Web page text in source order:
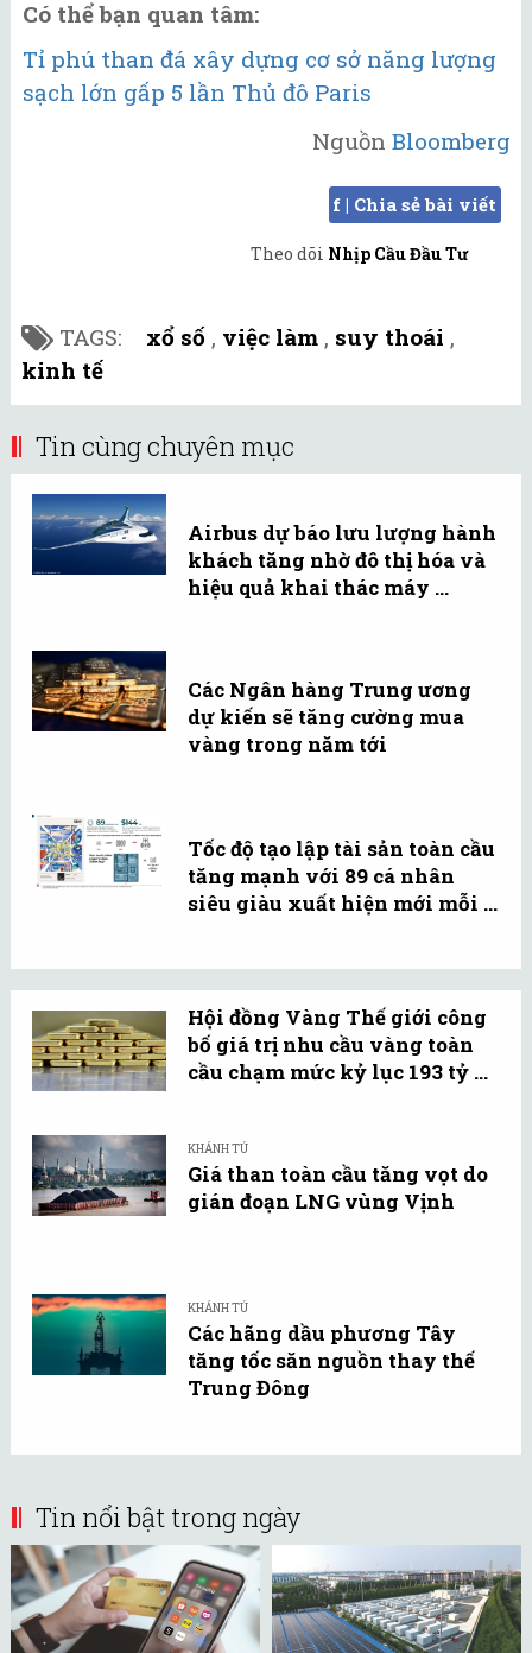
Có thể bạn quan tâm:
Tỉ phú than đá xây dựng cơ sở năng lượng
sạch lớn gấp 5 lần Thủ đô Paris
Nguồn Bloomberg
f | Chia sẻ bài viết
Theo dõi Nhịp Cầu Đầu Tư
TAGS: xổ số , việc làm , suy thoái ,
kinh tế
Tin cùng chuyên mục
Airbus dự báo lưu lượng hành
khách tăng nhờ đô thị hóa và
hiệu quả khai thác máy ...
Các Ngân hàng Trung ương
dự kiến sẽ tăng cường mua
vàng trong năm tới
Tốc độ tạo lập tài sản toàn cầu
tăng mạnh với 89 cá nhân
siêu giàu xuất hiện mới mỗi ...
Hội đồng Vàng Thế giới công
bố giá trị nhu cầu vàng toàn
cầu chạm mức kỷ lục 193 tỷ ...
KHÁNH TÚ
Giá than toàn cầu tăng vọt do
gián đoạn LNG vùng Vịnh
KHÁNH TÚ
Các hãng dầu phương Tây
tăng tốc săn nguồn thay thế
Trung Đông
Tin nổi bật trong ngày